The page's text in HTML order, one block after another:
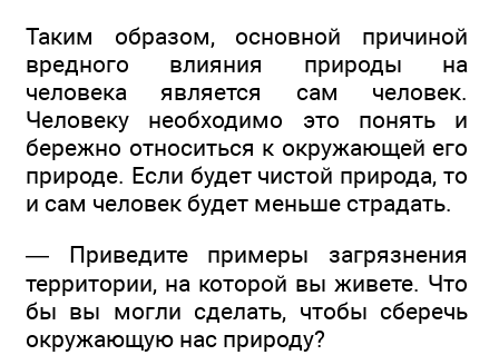
Таким образом, основной причиной
вредного влияния природы на
человека является сам человек.
Человеку необходимо это понять и
бережно относиться к окружающей его
природе. Если будет чистой природа, то
и сам человек будет меньше страдать.
— Приведите примеры загрязнения
территории, на которой вы живете. Что
бы вы могли сделать, чтобы сберечь
окружающую нас природу?